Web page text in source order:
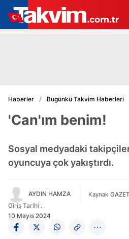
Haberler Bugünkü Takvim Haberleri
'Can'ım benim!
Sosyal medyadaki
oyuncuya çok yakıştırdı.
AYDIN HAMZA Kaynak
Giriş Tarihi :
10 Mayıs 2024